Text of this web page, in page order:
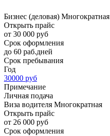
Бизнес (деловая) Многократная
Открыть прайс
от 30 000 руб
Срок оформления
до 60 раб.дней
Срок пребывания
Год
30000 руб
Примечание
Личная подача
Виза водителя Многократная
Открыть прайс
от 26 000 руб
Срок оформления